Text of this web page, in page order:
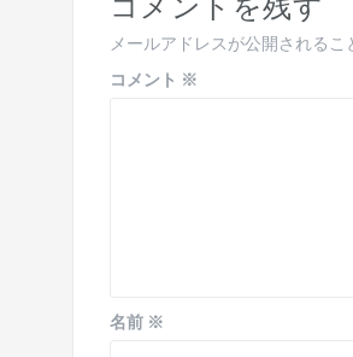
ゲ
ー
メールアドレスが公開されるこ
コメント ※
名前 ※